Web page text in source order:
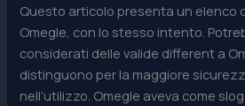
Questo articolo presenta un elenco
Omegle, con lo stesso intento.
considerati delle valide different a
distinguono per la maggiore
nell’utilizzo. Omegle aveva come